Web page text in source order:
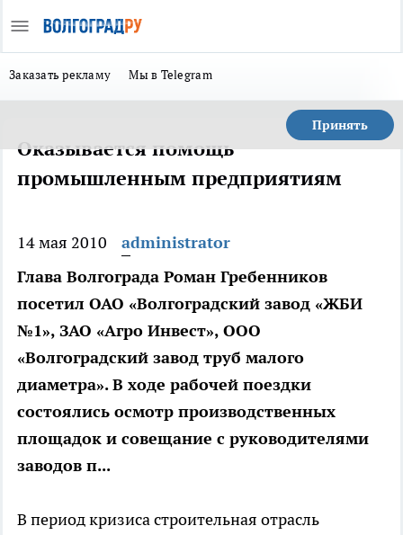
Заказать рекламу Мы в Telegram
Принять
Оказывается помощь
промышленным предприятиям
14 мая 2010
administrator
Глава Волгограда Роман Гребенников
посетил ОАО «Волгоградский завод «ЖБИ
№1», ЗАО «Агро Инвест», ООО
«Волгоградский завод труб малого
диаметра». В ходе рабочей поездки
состоялись осмотр производственных
площадок и совещание с руководителями
заводов п...
В период кризиса строительная отрасль